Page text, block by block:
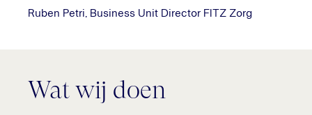
Ruben Petri, Business Unit Director FITZ Zorg
Wat wij doen